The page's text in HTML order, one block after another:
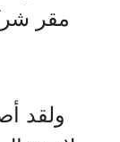
مقر
ولقد